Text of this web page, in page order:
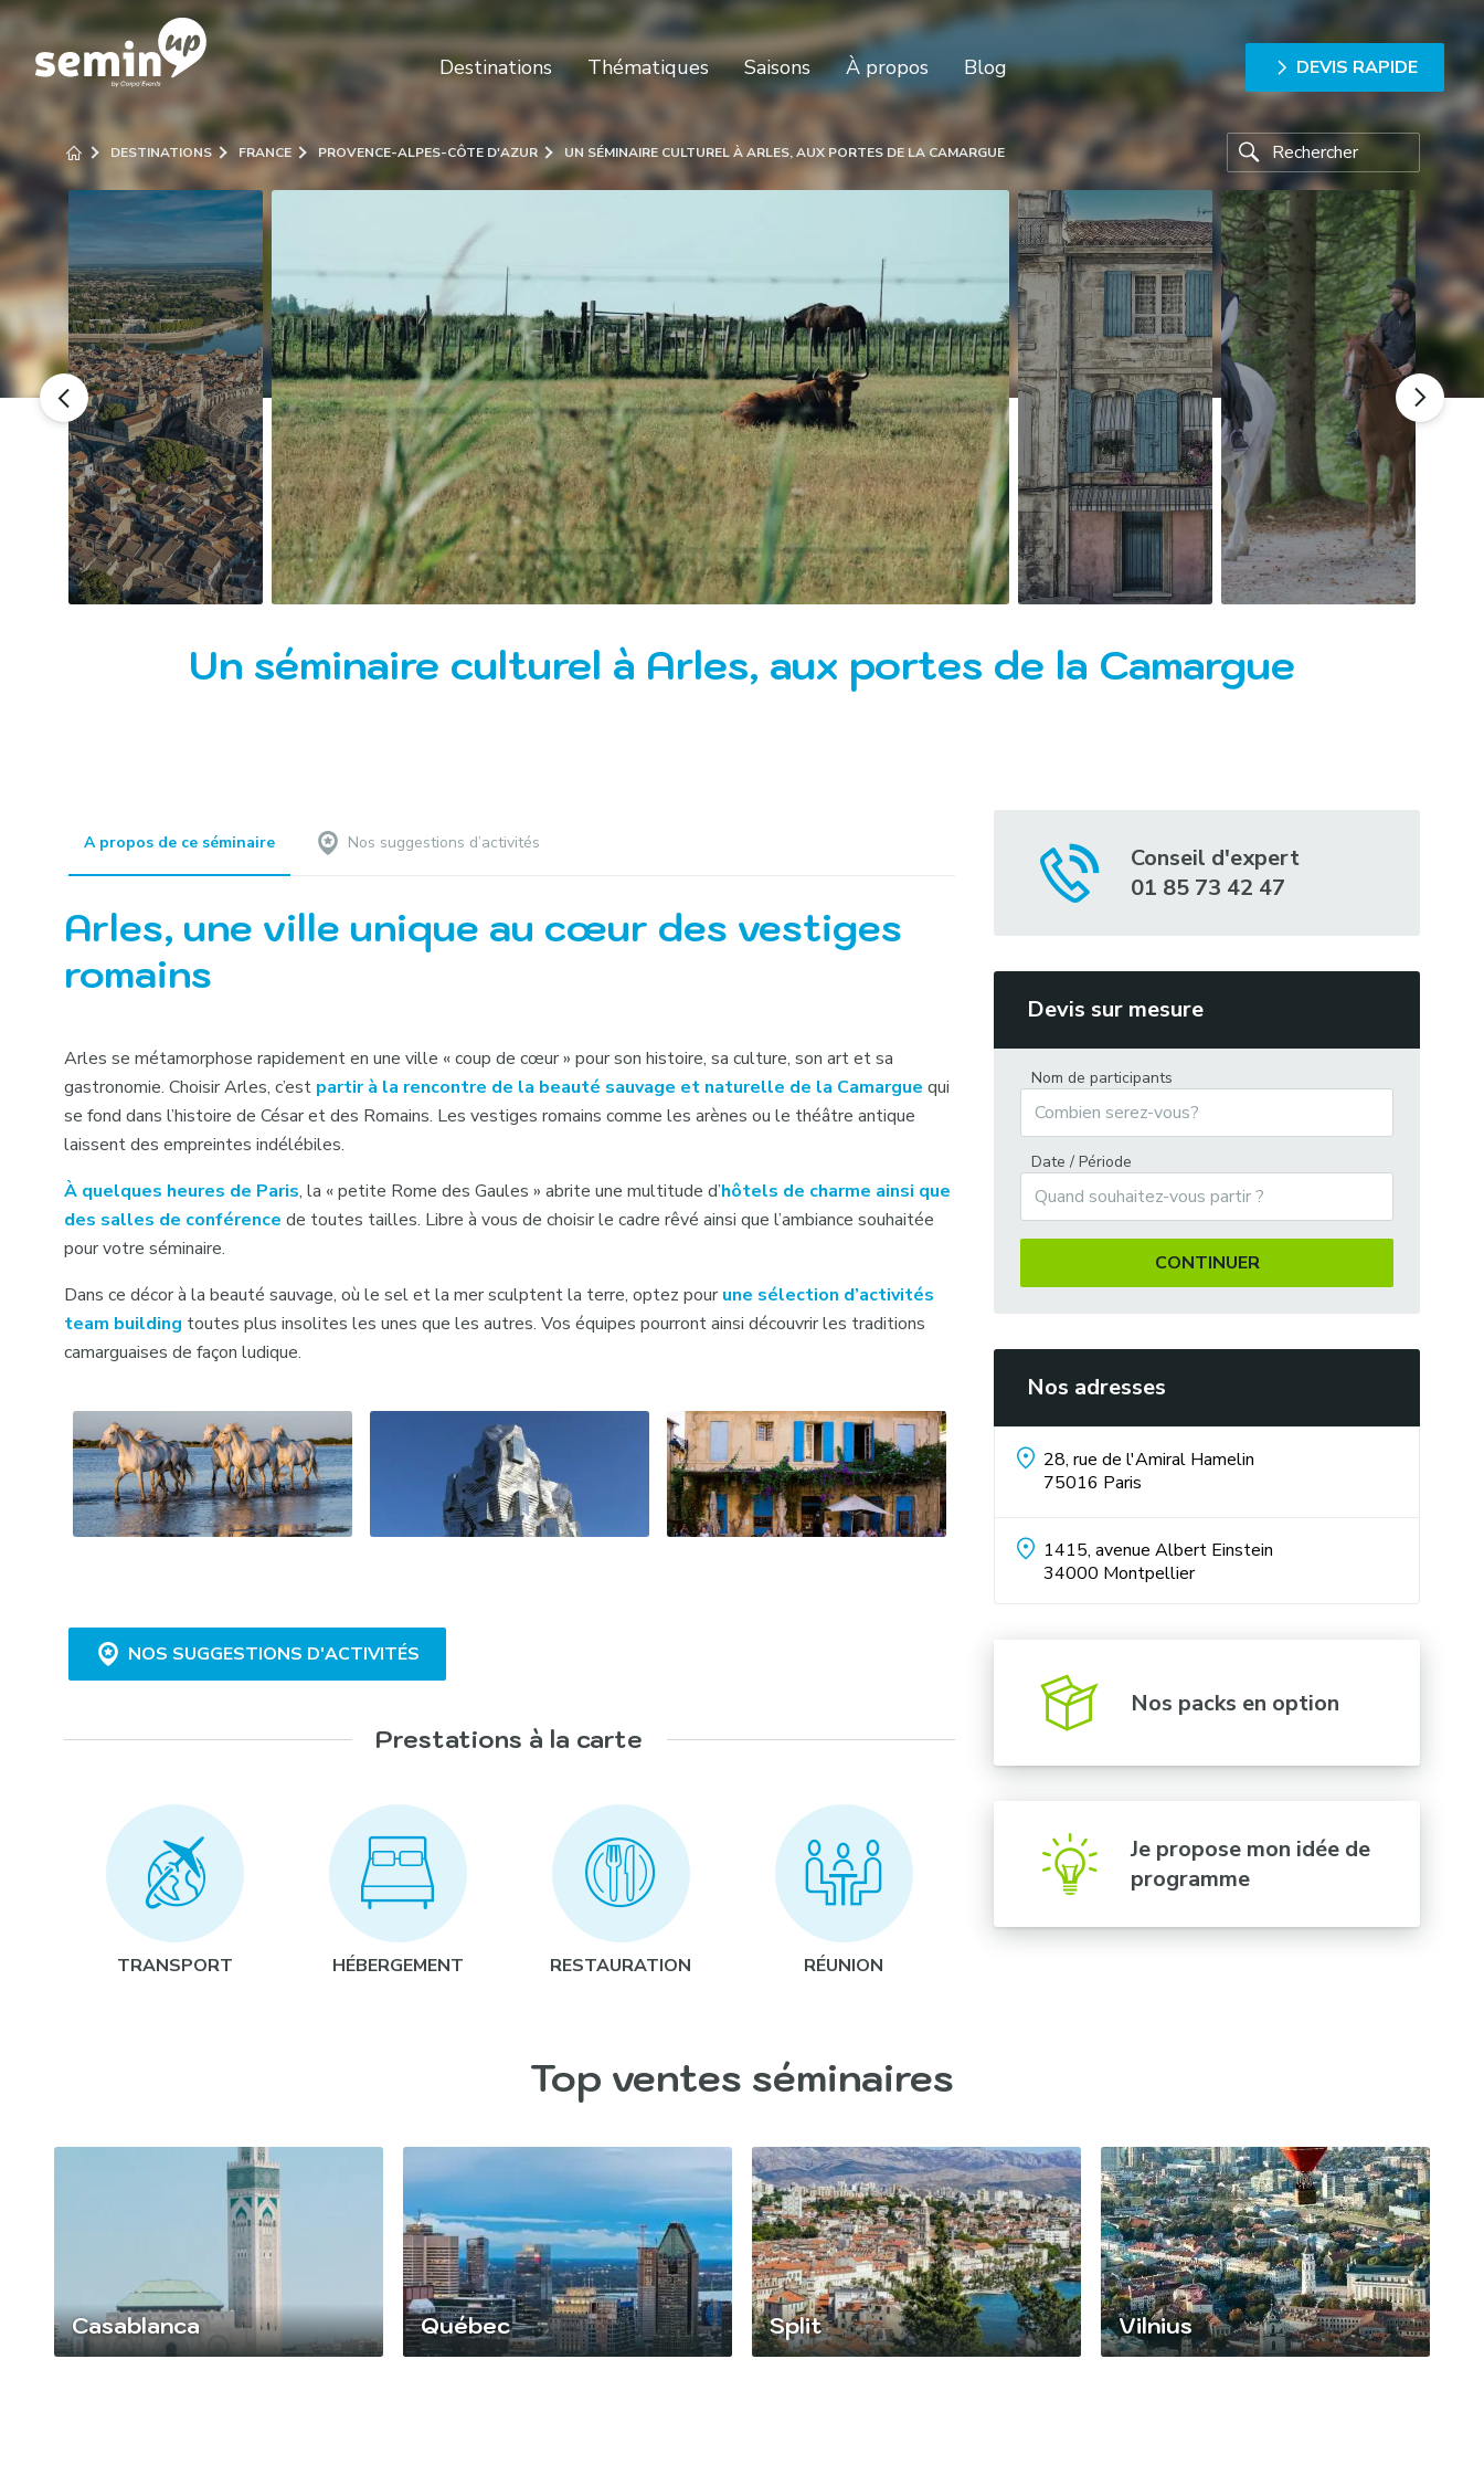
Destinations Thématiques Saisons À propos Blog DEVIS RAPIDE
DESTINATIONS FRANCE PROVENCE-ALPES-CÔTE D'AZUR UN SÉMINAIRE CULTUREL À ARLES, AUX PORTES DE LA CAMARGUE
Un séminaire culturel à Arles, aux portes de la Camargue
A propos de ce séminaire Nos suggestions d’activités
Arles, une ville unique au cœur des vestiges
romains
Arles se métamorphose rapidement en une ville « coup de cœur » pour son histoire, sa culture, son art et sa
gastronomie. Choisir Arles, c’est partir à la rencontre de la beauté sauvage et naturelle de la Camargue qui
se fond dans l’histoire de César et des Romains. Les vestiges romains comme les arènes ou le théâtre antique
laissent des empreintes indélébiles.
À quelques heures de Paris, la « petite Rome des Gaules » abrite une multitude d’hôtels de charme ainsi que
des salles de conférence de toutes tailles. Libre à vous de choisir le cadre rêvé ainsi que l’ambiance souhaitée
pour votre séminaire.
Dans ce décor à la beauté sauvage, où le sel et la mer sculptent la terre, optez pour une sélection d’activités
team building toutes plus insolites les unes que les autres. Vos équipes pourront ainsi découvrir les traditions
camarguaises de façon ludique.
NOS SUGGESTIONS D'ACTIVITÉS
Chasse à l’énigme dans la vieille ville :
Randonnée à cheval « plage et réserve naturelle » :
Escapade ludique en méhari :
Chasse au trésor en e-solex :
Croisière insolite sur le petit Rhône :
Prestations à la carte
TRANSPORT HÉBERGEMENT RESTAURATION RÉUNION
Conseil d'expert
01 85 73 42 47
Devis sur mesure
Nom de participants
Date / Période
CONTINUER
Nos adresses
28, rue de l'Amiral Hamelin
75016 Paris
1415, avenue Albert Einstein
34000 Montpellier
Nos packs en option
Je propose mon idée de
programme
Top ventes séminaires
Casablanca Québec Split Vilnius